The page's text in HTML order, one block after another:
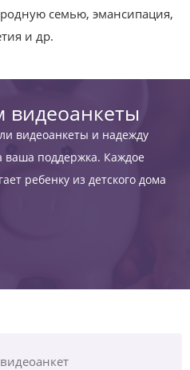
семью, эмансипация,
и др.
видеоанкеты
видеоанкеты и надежду
ваша поддержка. Каждое
ребенку из детского дома